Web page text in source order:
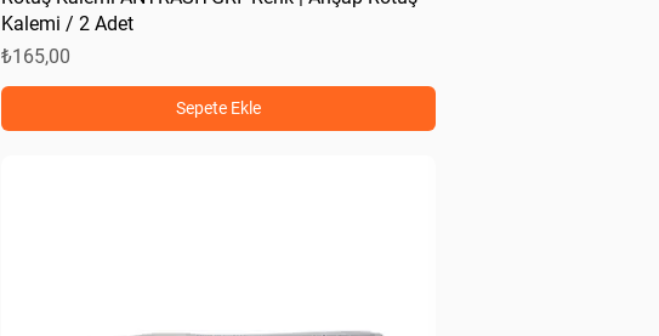
Kalemi / 2 Adet
Fiyat
₺165,00
Sepete Ekle